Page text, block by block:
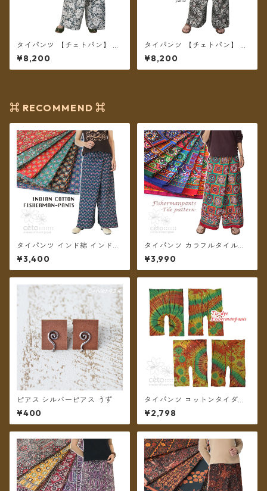
タイパンツ 【チェトパン】 Fi
shermanpants-052 ＊メール
便送料無料＊
¥8,200
タイパンツ 【チェトパン】 Fi
shermanpants-055 ＊メール
便送料無料＊
¥8,200
⌘ RECOMMEND ⌘
タイパンツ インド綿 インド更
紗 no.6 小花＆ダマスク草花プ
リント 6カラー ロング丈【メ
ール便送料無料】
¥3,400
タイパンツ カラフルタイル調
柄 7カラー リゾパン ロング丈
【メール便送料無料】
¥3,990
ピアス シルバーピアス うず
¥400
タイパンツ コットンタイダイ
ミディアム丈（グリーン系）
★全4種★【メール便送料無
料】
¥2,798